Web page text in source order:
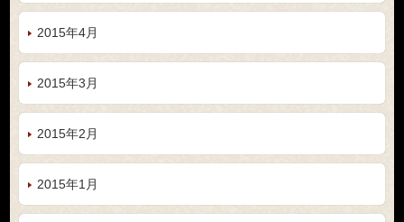
2015年4月
2015年3月
2015年2月
2015年1月